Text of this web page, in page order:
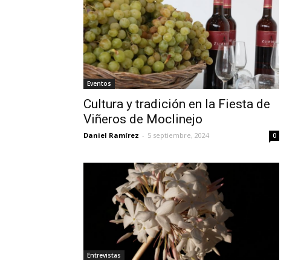
Eventos
Cultura y tradición en la Fiesta de
Viñeros de Moclinejo
Daniel Ramírez - 5 septiembre, 2024 0
Entrevistas